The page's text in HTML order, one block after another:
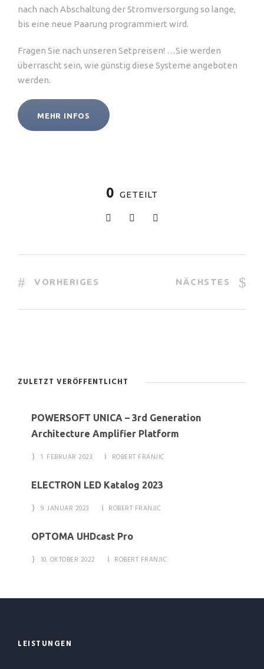
nach nach Abschaltung der Stromversorgung so lange,
bis eine neue Paarung programmiert wird.
Fragen Sie nach unseren Setpreisen! …Sie werden
überrascht sein, wie günstig diese Systeme angeboten
werden.
MEHR INFOS
0 GETEILT
VORHERIGES NÄCHSTES
ZULETZT VERÖFFENTLICHT
POWERSOFT UNICA – 3rd Generation
Architecture Amplifier Platform
1. FEBRUAR 2023 ROBERT FRANJIC
ELECTRON LED Katalog 2023
9. JANUAR 2023 ROBERT FRANJIC
OPTOMA UHDcast Pro
10. OKTOBER 2022 ROBERT FRANJIC
LEISTUNGEN